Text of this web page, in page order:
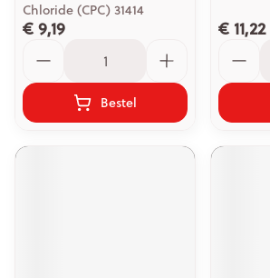
Chloride (CPC) 31414
€ 9,19
Bestel
€ 11,22